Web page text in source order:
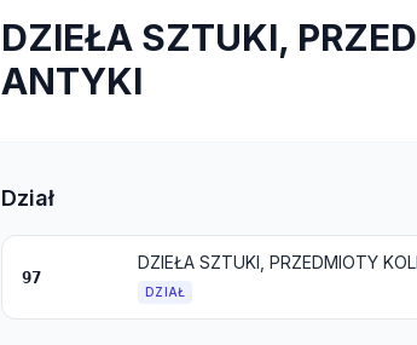
DZIEŁA SZTUKI,
ANTYKI
Dział
97
DZIEŁA SZTUKI, PRZEDMIOTY
DZIAŁ